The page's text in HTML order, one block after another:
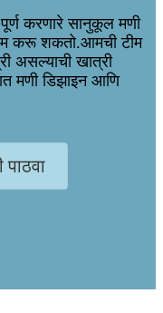
पूर्ण करणारे सानुकूल मणी
करू शकतो.आमची टीम
असल्याची खात्री
मणी डिझाइन आणि